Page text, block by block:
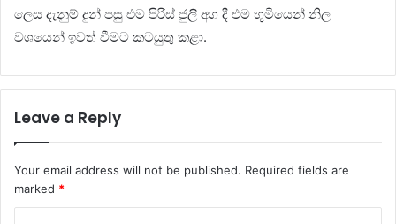
ලෙස දැනුම් දුන් පසු එම පිරිස් ජුලි අග දී එම භූමියෙන් නිල
වශයෙන් ඉවත් වීමට කටයුතු කළා.
Leave a Reply
Your email address will not be published. Required fields are
marked *